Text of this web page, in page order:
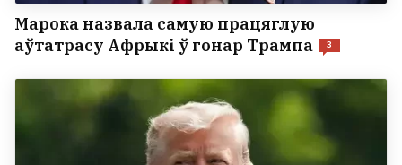
Марока назвала самую працяглую
аўтатрасу Афрыкі ў гонар Трампа
3